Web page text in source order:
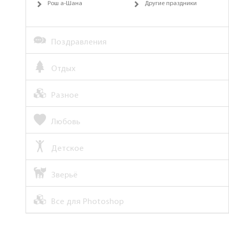
Рош а-Шана Другие праздники
Поздравления
Отдых
Разное
Любовь
Детское
Зверьё
Все для Photoshop